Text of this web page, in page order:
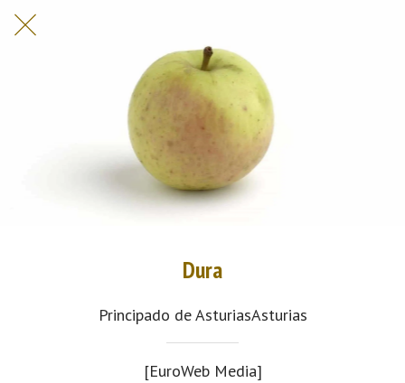
Dura
Principado de AsturiasAsturias
[EuroWeb Media]